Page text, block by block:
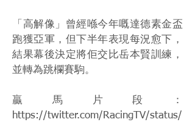
「高解像」曾經喺今年嘅達德素金盃
跑獲亞軍，但下半年表現每況愈下，
結果幕後決定將佢交比岳本賢訓練，
並轉為跳欄賽駒。
贏馬片段：
https://twitter.com/RacingTV/status/